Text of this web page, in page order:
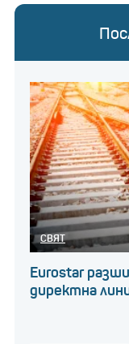
СВЯТ
Eurostar
директна